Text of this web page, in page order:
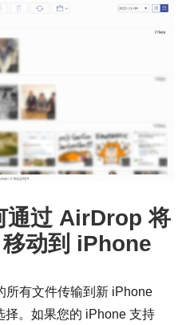
通过 AirDrop 将
动到 iPhone
所有文件传输到新 iPhone
。如果您的 iPhone 支持